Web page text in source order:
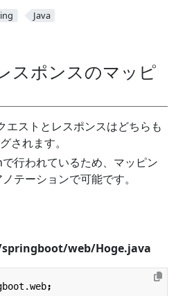
Java
スポンスのマッピ
エストとレスポンスはどちらも
されます。
行われているため、マッピン
テーションで可能です。
web/Hoge.java
;